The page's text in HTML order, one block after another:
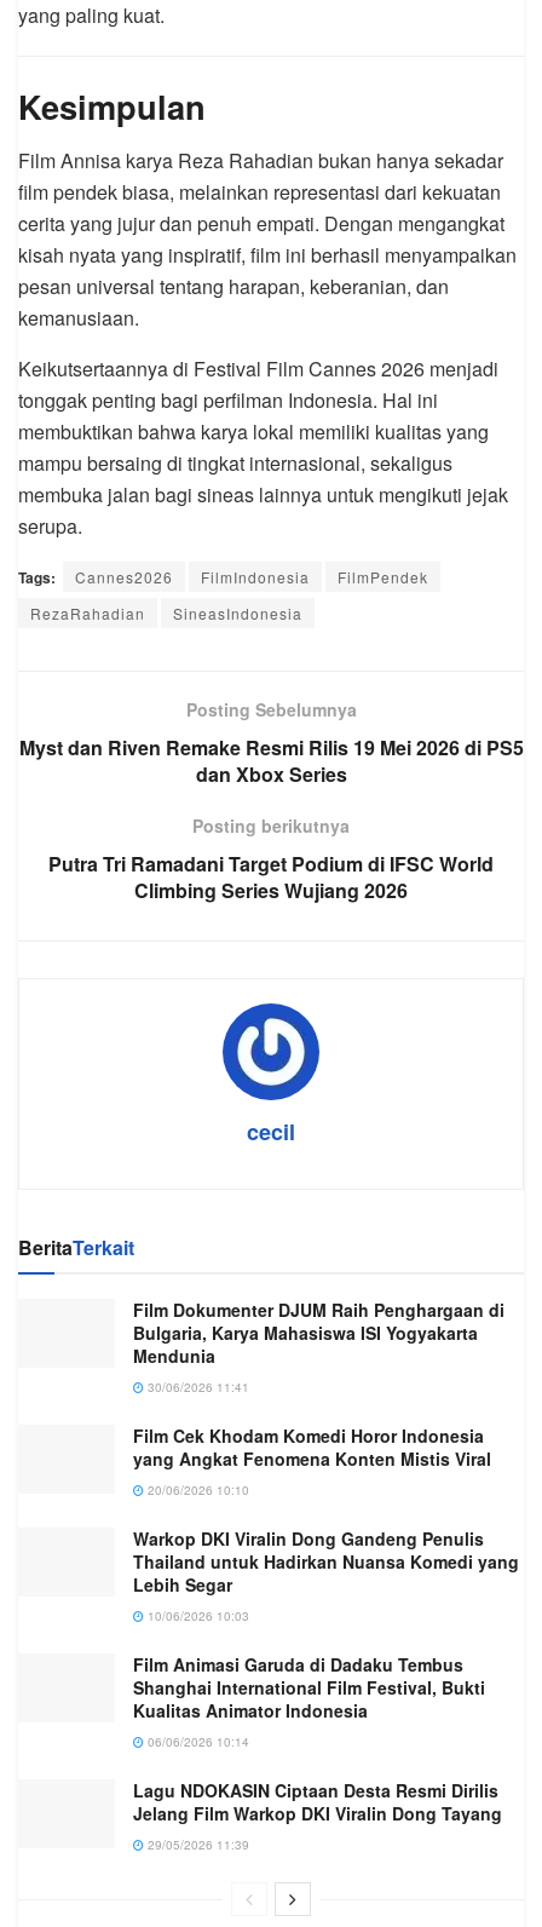
yang paling kuat.
Kesimpulan
Film Annisa karya Reza Rahadian bukan hanya sekadar
film pendek biasa, melainkan representasi dari kekuatan
cerita yang jujur dan penuh empati. Dengan mengangkat
kisah nyata yang inspiratif, film ini berhasil menyampaikan
pesan universal tentang harapan, keberanian, dan
kemanusiaan.
Keikutsertaannya di Festival Film Cannes 2026 menjadi
tonggak penting bagi perfilman Indonesia. Hal ini
membuktikan bahwa karya lokal memiliki kualitas yang
mampu bersaing di tingkat internasional, sekaligus
membuka jalan bagi sineas lainnya untuk mengikuti jejak
serupa.
Tags: Cannes2026 FilmIndonesia
FilmPendek
RezaRahadian
SineasIndonesia
Posting Sebelumnya
Myst dan Riven Remake Resmi Rilis 19 Mei 2026 di PS5
dan Xbox Series
Posting berikutnya
Putra Tri Ramadani Target Podium di IFSC World
Climbing Series Wujiang 2026
cecil
BeritaTerkait
Film Dokumenter DJUM Raih Penghargaan di
Bulgaria, Karya Mahasiswa ISI Yogyakarta
Mendunia
30/06/2026 11:41
Film Cek Khodam Komedi Horor Indonesia
yang Angkat Fenomena Konten Mistis Viral
20/06/2026 10:10
Warkop DKI Viralin Dong Gandeng Penulis
Thailand untuk Hadirkan Nuansa Komedi yang
Lebih Segar
10/06/2026 10:03
Film Animasi Garuda di Dadaku Tembus
Shanghai International Film Festival, Bukti
Kualitas Animator Indonesia
06/06/2026 10:14
Lagu NDOKASIN Ciptaan Desta Resmi Dirilis
Jelang Film Warkop DKI Viralin Dong Tayang
29/05/2026 11:39